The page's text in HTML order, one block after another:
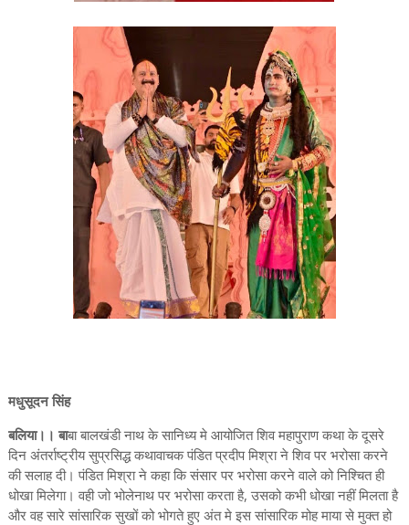
मधुसूदन सिंह
बलिया।। बाबा बालखंडी नाथ के सानिध्य मे आयोजित शिव महापुराण कथा के दूसरे
दिन अंतर्राष्ट्रीय सुप्रसिद्ध कथावाचक पंडित प्रदीप मिश्रा ने शिव पर भरोसा करने
की सलाह दी। पंडित मिश्रा ने कहा कि संसार पर भरोसा करने वाले को निश्चित ही
धोखा मिलेगा। वही जो भोलेनाथ पर भरोसा करता है, उसको कभी धोखा नहीं मिलता है
और वह सारे सांसारिक सुखों को भोगते हुए अंत मे इस सांसारिक मोह माया से मुक्त हो